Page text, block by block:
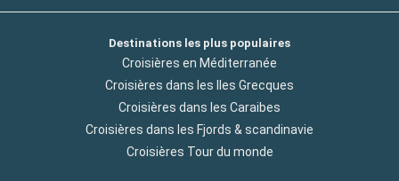
Destinations les plus populaires
Croisières en Méditerranée
Croisières dans les Iles Grecques
Croisières dans les Caraibes
Croisières dans les Fjords & scandinavie
Croisières Tour du monde